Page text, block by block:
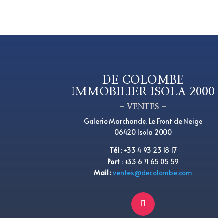
DE COLOMBE
IMMOBILIER ISOLA 2000
– VENTES –
Galerie Marchande, Le Front de Neige
06420 Isola 2000
Tél: +33 4 93 23 18 17
Port : +33 6 71 65 05 59
Mail :ventes@decolombe.com